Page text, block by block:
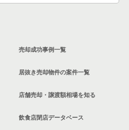
売却成功事例一覧
居抜き売却物件の案件一覧
店舗売却・譲渡額相場を知る
飲食店閉店データベース